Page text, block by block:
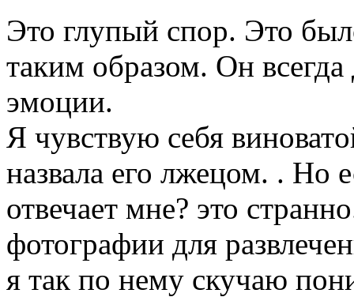
Это глупый спор. Это
таким образом. Он
эмоции.
Я чувствую себя
назвала его лжецом. . Но
отвечает мне? это
фотографии для
я так по нему скучаю